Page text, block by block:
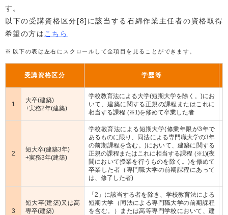
す。
以下の受講資格区分[8]に該当する石綿作業主任者の資格取得
希望の方は こちら
以下の表は左右にスクロールして全項目を見ることができます。
受講資格区分 学歴等
1
大卒(建築)
+実務2年(建築)
学校教育法による大学(短期大学を除く。)にお
いて、建築に関する正規の課程またはこれに
相当する課程 (※1)を修めて卒業した者
2
短大卒(建築3年)
+実務3年(建築)
学校教育法による短期大学(修業年限が3年で
あるものに限り、同法による専門職大学の3年
の前期課程を含む。)において、建築に関する
正規の課程またはこれに相当する課程 (※1)(夜
間において授業を行うものを除く。)を修めて
卒業した者（専門職大学の前期課程にあって
は、修了した者)
3
短大卒(建築)又は高
専卒(建築)
「2」に該当する者を除き、学校教育法による
短期大学（同法による専門職大学の前期課程
を含む。）または高等専門学校において、建